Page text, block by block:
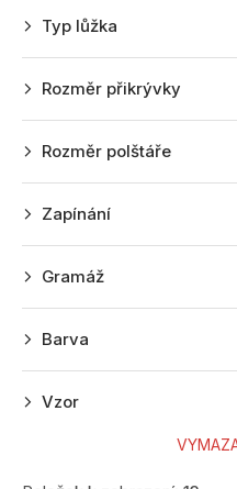
r
d
k
Typ lůžka
Barva
Zapínání
Gramáž
Rozměr polštáře
Rozměr přikrývky
Vzor